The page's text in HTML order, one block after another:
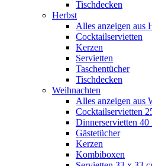
Tischdecken
Herbst
Alles anzeigen aus
Cocktailservietten
Kerzen
Servietten
Taschentücher
Tischdecken
Weihnachten
Alles anzeigen aus
Cocktailservietten
Dinnerservietten 40
Gästetücher
Kerzen
Kombiboxen